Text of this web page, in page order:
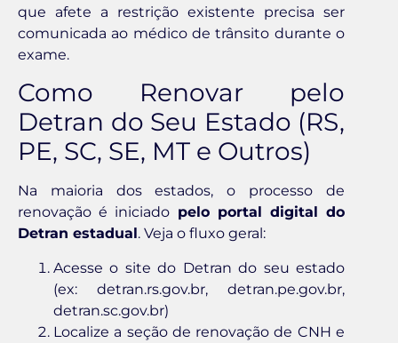
que afete a restrição existente precisa ser
comunicada ao médico de trânsito durante o
exame.
Como Renovar pelo
Detran do Seu Estado (RS,
PE, SC, SE, MT e Outros)
Na maioria dos estados, o processo de
renovação é iniciado pelo portal digital do
Detran estadual. Veja o fluxo geral:
Acesse o site do Detran do seu estado
(ex: detran.rs.gov.br, detran.pe.gov.br,
detran.sc.gov.br)
Localize a seção de renovação de CNH e